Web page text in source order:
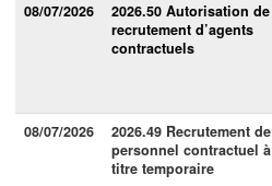
08/07/2026
2026.50 Autorisation de
recrutement d’agents
contractuels
08/07/2026
2026.49 Recrutement de
personnel contractuel à
titre temporaire